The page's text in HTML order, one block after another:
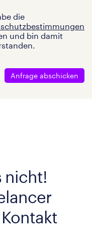
die
und bin damit
Anfrage abschicken
nicht!